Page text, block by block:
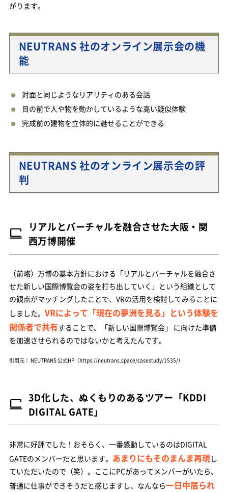
がります。
NEUTRANS 社のオンライン展示会の機
能
対面と同じようなリアリティのある会話
目の前で人や物を動かしているような高い疑似体験
完成前の建物を立体的に魅せることができる
NEUTRANS 社のオンライン展示会の評
判
リアルとバーチャルを融合させた大阪・関
西万博開催
（前略）万博の基本方針における「リアルとバーチャルを融合さ
せた新しい国際博覧会の姿を打ち出していく」という組織として
の観点がマッチングしたことで、VRの活用を検討してみることに
しました。 VRによって「現在の夢洲を見る」という体験を
関係者で共有することで、「新しい国際博覧会」 に向けた準備
を加速させられるのではないかと考えたんです。
引用元： NEUTRANS 公式HP（https://neutrans.space/casestudy/1535/）
3D化した、ぬくもりのあるツアー「KDDI
DIGITAL GATE」
非常に好評でした！おそらく、一番感動しているのはDIGITAL
GATEのメンバーだと思います。 あまりにもそのまんま再現し
ていただいたので（笑）。ここにPCがあってメンバーがいたら、
普通に仕事ができそうだと感じますし、なんなら一日中居られ